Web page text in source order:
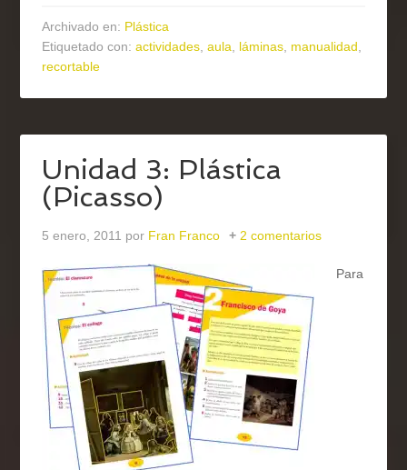
Archivado en: Plástica
Etiquetado con:actividades ,aula láminas manualidad
recortable
Unidad 3: Plástica
(Picasso)
5 enero, 2011 por Fran Franco 2 comentarios
Para